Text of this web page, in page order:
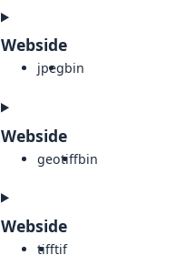
Webside
jpegbin
Webside
geotiffbin
Webside
tifftif